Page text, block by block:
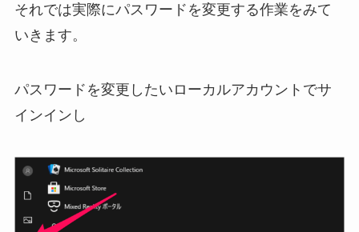
それでは実際にパスワードを変更する作業をみて
いきます。
パスワードを変更したいローカルアカウントでサ
インインし